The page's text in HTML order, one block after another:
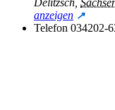
Delitzsch
anzeigen
Telefon 034202-